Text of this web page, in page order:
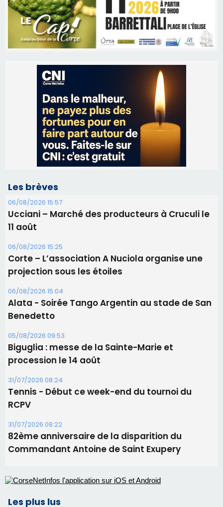
Les brèves
06/08/2026 15:57
Ucciani – Marché des producteurs à Cruculi le
11 août
06/08/2026 15:25
Corte – L’association A Nuciola organise une
projection sous les étoiles
06/08/2026 15:04
Alata - Soirée Tango Argentin au stade de San
Benedetto
05/08/2026 09:53
Biguglia : messe de la Sainte-Marie et
procession le 14 août
31/07/2026 08:24
Tennis - Début ce week-end du tournoi du
RCPV
31/07/2026 08:22
82ème anniversaire de la disparition du
Commandant Antoine de Saint Exupery
Les plus lus